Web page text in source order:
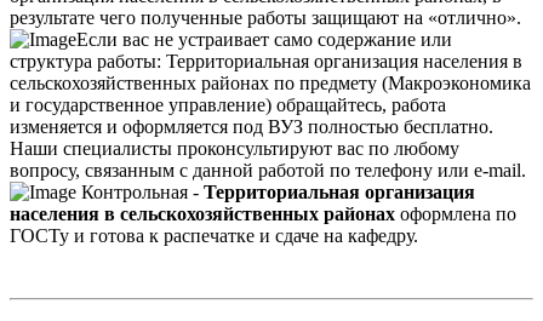
результате чего полученные работы защищают на «отлично».
Если вас не устраивает само содержание или
структура работы: Территориальная организация населения в
сельскохозяйственных районах по предмету (Макроэкономика
и государственное управление) обращайтесь, работа
изменяется и оформляется под ВУЗ полностью бесплатно.
Наши специалисты проконсультируют вас по любому
вопросу, связанным с данной работой по телефону или e-mail.
Контрольная - Территориальная организация
населения в сельскохозяйственных районах оформлена по
ГОСТу и готова к распечатке и сдаче на кафедру.